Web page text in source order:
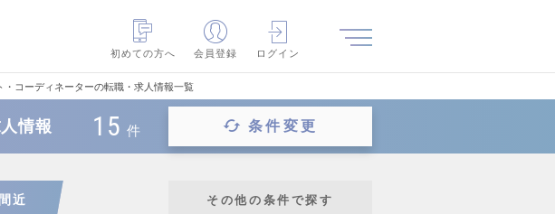
初めての方へ
会員登録 ログイン
・コーディネーターの転職・求人情報一覧
情報 15 件 条件変更
近 その他の条件で探す